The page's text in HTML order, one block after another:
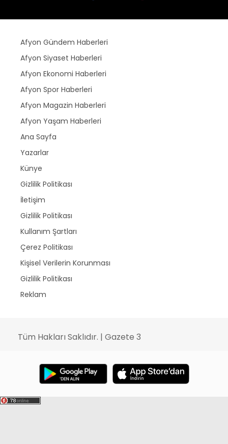
Afyon Gündem Haberleri
Afyon Siyaset Haberleri
Afyon Ekonomi Haberleri
Afyon Spor Haberleri
Afyon Magazin Haberleri
Afyon Yaşam Haberleri
Ana Sayfa
Yazarlar
Künye
Gizlilik Politikası
İletişim
Gizlilik Politikası
Kullanım Şartları
Çerez Politikası
Kişisel Verilerin Korunması
Gizlilik Politikası
Reklam
Tüm Hakları Saklıdır. | Gazete 3